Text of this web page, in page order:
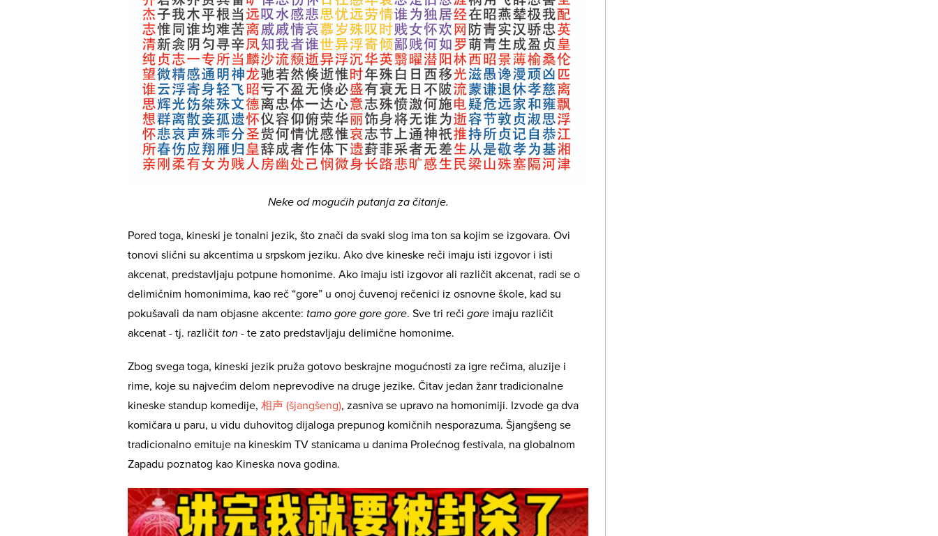
Neke od mogućih putanja za čitanje.
Pored toga, kineski je tonalni jezik, što znači da svaki slog ima ton sa kojim se izgovara. Ovi
tonovi slični su akcentima u srpskom jeziku. Ako dve kineske reči imaju isti izgovor i isti
akcenat, predstavljaju potpune homonime. Ako imaju isti izgovor ali različit akcenat, radi se o
delimičnim homonimima, kao reč “gore” u onoj čuvenoj rečenici iz osnovne škole, kad su
pokušavali da nam objasne akcente: tamo gore gore gore. Sve tri reči gore imaju različit
akcenat - tj. različit ton - te zato predstavljaju delimične homonime.
Zbog svega toga, kineski jezik pruža gotovo beskrajne mogućnosti za igre rečima, aluzije i
rime, koje su najvećim delom neprevodive na druge jezike. Čitav jedan žanr tradicionalne
kineske standup komedije, 相声 (šjangšeng), zasniva se upravo na homonimiji. Izvode ga dva
komičara u paru, u vidu duhovitog dijaloga prepunog komičnih nesporazuma. Šjangšeng se
tradicionalno emituje na kineskim TV stanicama u danima Prolećnog festivala, na globalnom
Zapadu poznatog kao Kineska nova godina.